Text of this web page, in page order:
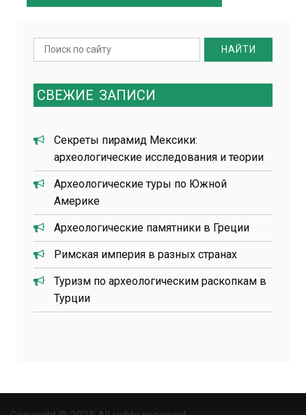
Search
for:
СВЕЖИЕ ЗАПИСИ
Секреты пирамид Мексики:
археологические исследования и теории
Археологические туры по Южной
Америке
Археологические памятники в Греции
Римская империя в разных странах
Туризм по археологическим раскопкам в
Турции